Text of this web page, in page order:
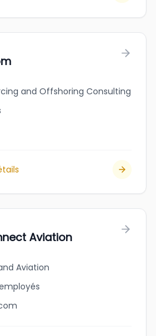
and Offshoring Consulting
Aviation
Aviation